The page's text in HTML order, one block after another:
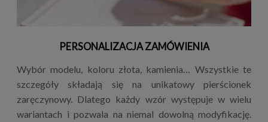
PERSONALIZACJA ZAMÓWIENIA
Wybór modelu, koloru złota, kamienia… Wszystkie te
szczegóły składają się na unikatowy pierścionek
zaręczynowy. Dlatego każdy wzór występuje w wielu
wariantach i pozwala na niemal dowolną modyfikację.